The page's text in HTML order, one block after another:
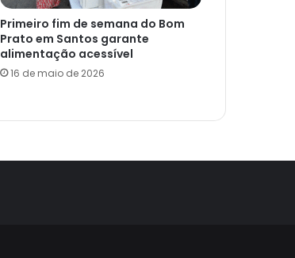
Primeiro fim de semana do Bom
Prato em Santos garante
alimentação acessível
16 de maio de 2026